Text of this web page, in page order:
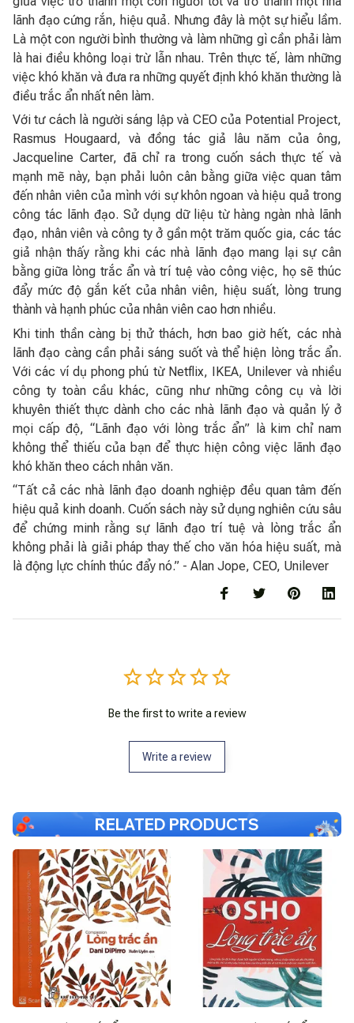
lãnh đạo cứng rắn, hiệu quả. Nhưng đây là một sự hiểu lầm.
Là một con người bình thường và làm những gì cần phải làm
là hai điều không loại trừ lẫn nhau. Trên thực tế, làm những
việc khó khăn và đưa ra những quyết định khó khăn thường là
điều trắc ẩn nhất nên làm.
Với tư cách là người sáng lập và CEO của Potential Project,
Rasmus Hougaard, và đồng tác giả lâu năm của ông,
Jacqueline Carter, đã chỉ ra trong cuốn sách thực tế và
mạnh mẽ này, bạn phải luôn cân bằng giữa việc quan tâm
đến nhân viên của mình với sự khôn ngoan và hiệu quả trong
công tác lãnh đạo. Sử dụng dữ liệu từ hàng ngàn nhà lãnh
đạo, nhân viên và công ty ở gần một trăm quốc gia, các tác
giả nhận thấy rằng khi các nhà lãnh đạo mang lại sự cân
bằng giữa lòng trắc ẩn và trí tuệ vào công việc, họ sẽ thúc
đẩy mức độ gắn kết của nhân viên, hiệu suất, lòng trung
thành và hạnh phúc của nhân viên cao hơn nhiều.
Khi tinh thần càng bị thử thách, hơn bao giờ hết, các nhà
lãnh đạo càng cần phải sáng suốt và thể hiện lòng trắc ẩn.
Với các ví dụ phong phú từ Netflix, IKEA, Unilever và nhiều
công ty toàn cầu khác, cũng như những công cụ và lời
khuyên thiết thực dành cho các nhà lãnh đạo và quản lý ở
mọi cấp độ, “Lãnh đạo với lòng trắc ẩn” là kim chỉ nam
không thể thiếu của bạn để thực hiện công việc lãnh đạo
khó khăn theo cách nhân văn.
“Tất cả các nhà lãnh đạo doanh nghiệp đều quan tâm đến
hiệu quả kinh doanh. Cuốn sách này sử dụng nghiên cứu sâu
để chứng minh rằng sự lãnh đạo trí tuệ và lòng trắc ẩn
không phải là giải pháp thay thế cho văn hóa hiệu suất, mà
là động lực chính thúc đẩy nó.” - Alan Jope, CEO, Unilever
Be the first to write a review
Write a review
RELATED PRODUCTS